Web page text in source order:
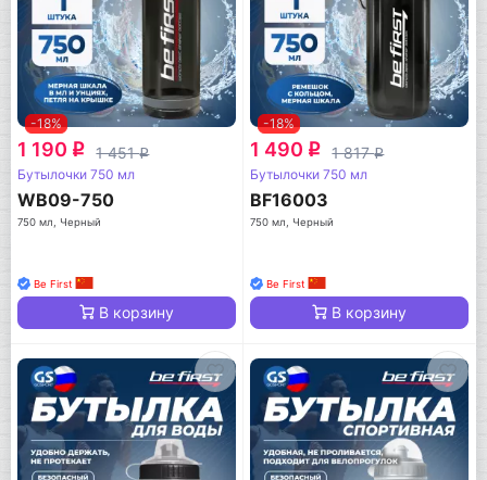
-18%
1 190 q 1 451q
Бутылочки 750 мл
WB09-750
750 мл, Черный
Be First
В корзину
-18%
1 490 q 1 817q
Бутылочки 750 мл
BF16003
750 мл, Черный
Be First
В корзину